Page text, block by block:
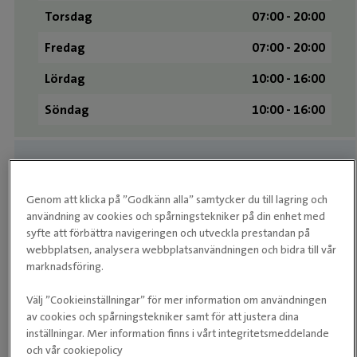
Torsdag
07:00 - 20:00
Fredag
07:00 - 20:00
Lördag
10:00 - 16:00
Söndag
10:00 - 16:00
Genom att klicka på ”Godkänn alla” samtycker du till lagring och
användning av cookies och spårningstekniker på din enhet med
syfte att förbättra navigeringen och utveckla prestandan på
webbplatsen, analysera webbplatsanvändningen och bidra till vår
marknadsföring.
Välj ”Cookieinställningar” för mer information om användningen
av cookies och spårningstekniker samt för att justera dina
inställningar. Mer information finns i vårt integritetsmeddelande
och vår cookiepolicy